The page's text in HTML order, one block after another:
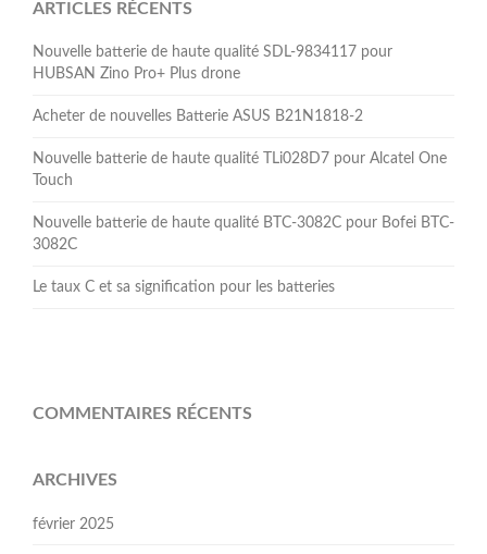
ARTICLES RÉCENTS
Nouvelle batterie de haute qualité SDL-9834117 pour
HUBSAN Zino Pro+ Plus drone
Acheter de nouvelles Batterie ASUS B21N1818-2
Nouvelle batterie de haute qualité TLi028D7 pour Alcatel One
Touch
Nouvelle batterie de haute qualité BTC-3082C pour Bofei BTC-
3082C
Le taux C et sa signification pour les batteries
COMMENTAIRES RÉCENTS
ARCHIVES
février 2025